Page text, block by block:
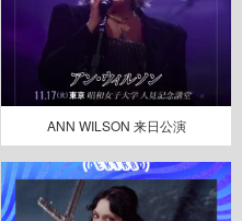
ANN WILSON 来日公演